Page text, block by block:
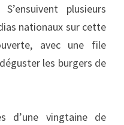
plusieurs
nationaux sur cette
avec une file
les burgers de
d’une vingtaine de